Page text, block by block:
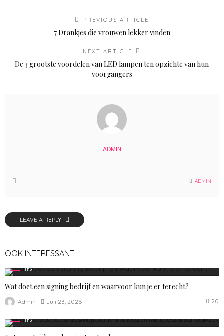
PREVIOUS ARTICLE
7 Drankjes die vrouwen lekker vinden
NEXT ARTICLE
De 3 grootste voordelen van LED lampen ten opzichte van hun
voorgangers
ADMIN
ADMIN
LEAVE A REPLY
OOK INTERESSANT
TIPS
Wat doet een signing bedrijf en waarvoor kun je er terecht?
Admin Juli 23, 2026 20
TIPS